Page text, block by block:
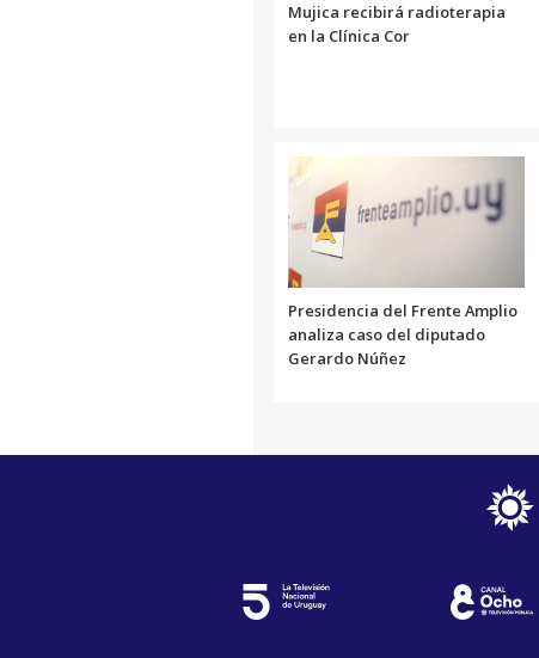
Mujica recibirá radioterapia
en la Clínica Cor
Presidencia del Frente Amplio
analiza caso del diputado
Gerardo Núñez